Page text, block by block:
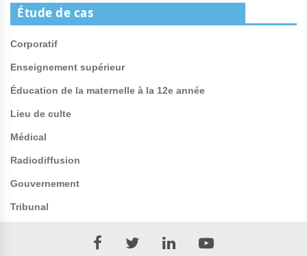
Étude de cas
Corporatif
Enseignement supérieur
Éducation de la maternelle à la 12e année
Lieu de culte
Médical
Radiodiffusion
Gouvernement
Tribunal